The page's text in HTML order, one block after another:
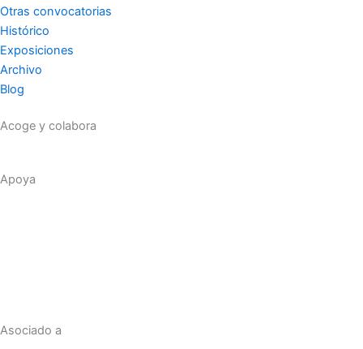
Otras convocatorias
Histórico
Exposiciones
Archivo
Blog
Acoge y colabora
Apoya
Asociado a